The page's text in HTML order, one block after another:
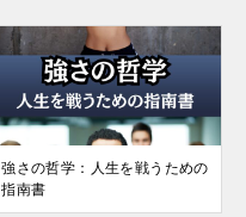
強さの哲学：人生を戦うための
指南書